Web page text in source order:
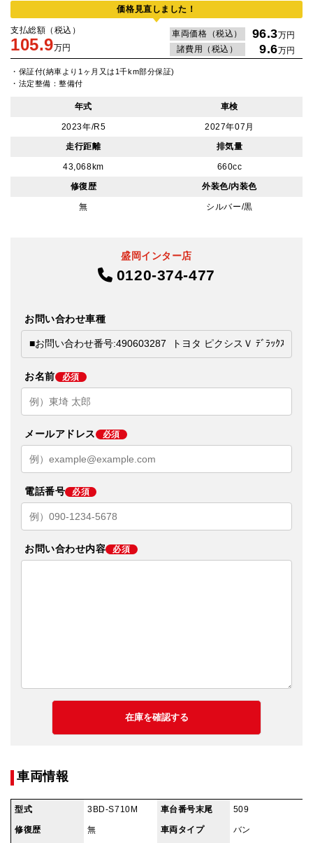
価格見直しました！
支払総額（税込）
105.9万円
車両価格（税込） 96.3万円
諸費用（税込）
9.6万円
・保証付(納車より1ヶ月又は1千km部分保証)
・法定整備：整備付
年式 車検
2023年/R5
2027年07月
走行距離
排気量
43,068km
660cc
修復歴
外装色/内装色
無 シルバー/黒
盛岡インター店
0120-374-477
お問い合わせ車種
お名前 必須
メールアドレス 必須
電話番号 必須
お問い合わせ内容 必須
車両情報
型式 3BD-S710M 車台番号末尾 509
修復歴 無 車両タイプ バン